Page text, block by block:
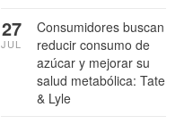
Consumidores buscan
reducir consumo de
azúcar y mejorar su
salud metabólica: Tate
& Lyle
27
JUL